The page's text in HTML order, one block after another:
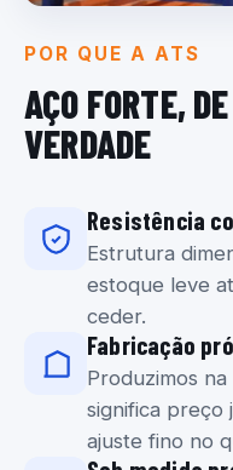
POR QUE A ATS
AÇO FORTE,
VERDADE
Resistência
Estrutura
estoque leve
ceder.
Fabricação
Produzimos
significa preço
ajuste fino no